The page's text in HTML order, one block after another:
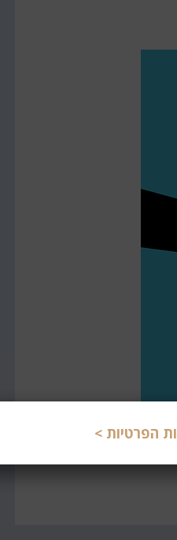
גדול, ותמיד הצלחתי
אלא חובה לעשות…
הפרטיות >